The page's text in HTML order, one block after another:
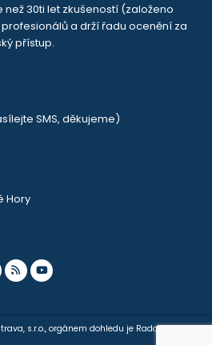
než 30ti let zkušeností (založeno
profesionálů a drží řadu ocenění za
přístup.
SMS, děkujeme)
Hory
s.r.o., orgánem dohledu je Rada pro